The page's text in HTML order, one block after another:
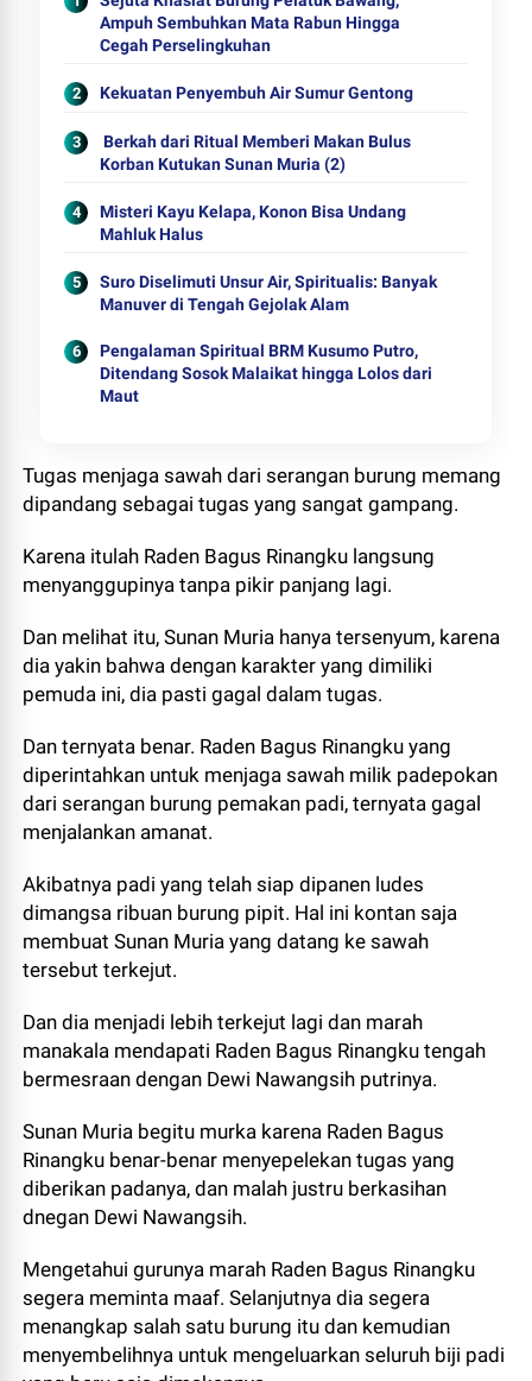
Ampuh Sembuhkan Mata Rabun Hingga
Cegah Perselingkuhan
Kekuatan Penyembuh Air Sumur Gentong
Berkah dari Ritual Memberi Makan Bulus
Korban Kutukan Sunan Muria (2)
Misteri Kayu Kelapa, Konon Bisa Undang
Mahluk Halus
Suro Diselimuti Unsur Air, Spiritualis: Banyak
Manuver di Tengah Gejolak Alam
Pengalaman Spiritual BRM Kusumo Putro,
Ditendang Sosok Malaikat hingga Lolos dari
Maut
Tugas menjaga sawah dari serangan burung memang
dipandang sebagai tugas yang sangat gampang.
Karena itulah Raden Bagus Rinangku langsung
menyanggupinya tanpa pikir panjang lagi.
Dan melihat itu, Sunan Muria hanya tersenyum, karena
dia yakin bahwa dengan karakter yang dimiliki
pemuda ini, dia pasti gagal dalam tugas.
Dan ternyata benar. Raden Bagus Rinangku yang
diperintahkan untuk menjaga sawah milik padepokan
dari serangan burung pemakan padi, ternyata gagal
menjalankan amanat.
Akibatnya padi yang telah siap dipanen ludes
dimangsa ribuan burung pipit. Hal ini kontan saja
membuat Sunan Muria yang datang ke sawah
tersebut terkejut.
Dan dia menjadi lebih terkejut lagi dan marah
manakala mendapati Raden Bagus Rinangku tengah
bermesraan dengan Dewi Nawangsih putrinya.
Sunan Muria begitu murka karena Raden Bagus
Rinangku benar-benar menyepelekan tugas yang
diberikan padanya, dan malah justru berkasihan
dnegan Dewi Nawangsih.
Mengetahui gurunya marah Raden Bagus Rinangku
segera meminta maaf. Selanjutnya dia segera
menangkap salah satu burung itu dan kemudian
menyembelihnya untuk mengeluarkan seluruh biji padi